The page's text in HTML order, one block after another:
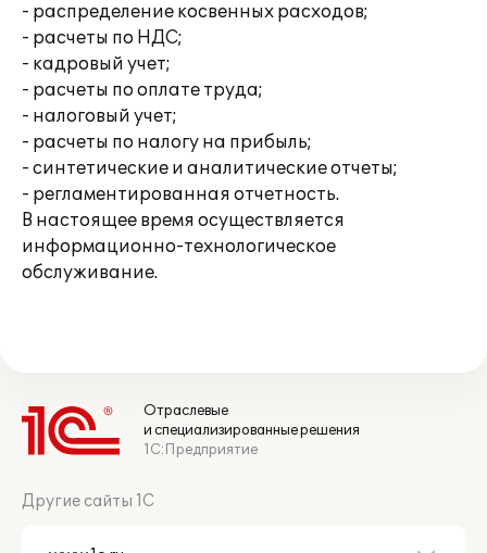
- распределение косвенных расходов;
- расчеты по НДС;
- кадровый учет;
- расчеты по оплате труда;
- налоговый учет;
- расчеты по налогу на прибыль;
- синтетические и аналитические отчеты;
- регламентированная отчетность.
В настоящее время осуществляется
информационно-технологическое
обслуживание.
Отраслевые
и специализированные решения
1С:Предприятие
Другие сайты 1С